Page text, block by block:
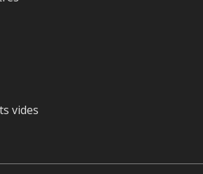
vides